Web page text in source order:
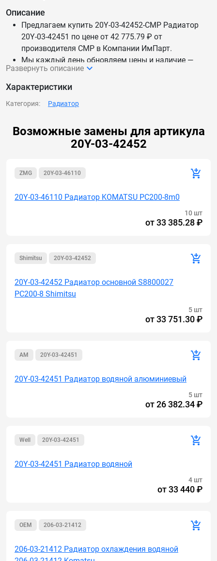
Возможные замены для артикула
20Y-03-42452
ZMG 20Y-03-46110
20Y-03-46110 Радиатор KOMATSU PC200-8m0
10 шт
от33 385.28 ₽
Shimitsu 20Y-03-42452
20Y-03-42452 Радиатор основной S8800027
PC200-8 Shimitsu
5 шт
от33 751.30 ₽
AM 20Y-03-42451
20Y-03-42451 Радиатор водяной алюминиевый
5 шт
от26 382.34 ₽
Well 20Y-03-42451
20Y-03-42451 Радиатор водяной
4 шт
от33 440 ₽
OEM 206-03-21412
206-03-21412 Радиатор охлаждения водяной
Описание
Предлагаем купить 20Y-03-42452-CMP Радиатор
20Y-03-42451 по цене от 42 775.79 ₽ от
производителя CMP в Компании ИмПарт.
Мы каждый день обновляем цены и наличие —
данные актуальны.
Доставим 20Y-03-42452-CMP Радиатор 20Y-03-
42451 по России и СНГ.
Развернуть описание
Характеристики
Категория: Радиатор